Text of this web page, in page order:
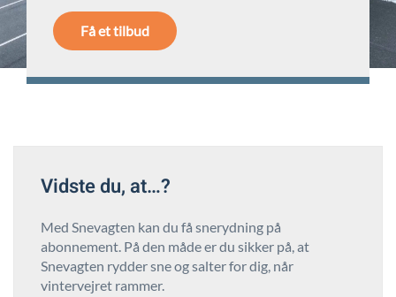
Få et tilbud
Vidste du, at…?
Med Snevagten kan du få snerydning på
abonnement. På den måde er du sikker på, at
Snevagten rydder sne og salter for dig, når
vintervejret rammer.